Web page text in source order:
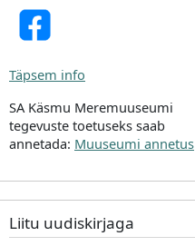
Täpsem info
SA Käsmu Meremuuseumi
tegevuste toetuseks saab
annetada: Muuseumi annetus
Liitu uudiskirjaga